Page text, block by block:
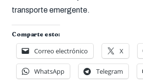
transporte emergente.
Comparte esto:
Correo electrónico X
WhatsApp Telegram